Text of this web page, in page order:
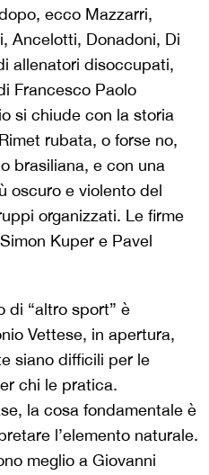
ecco Mazzarri,
Ancelotti, Donadoni, Di
allenatori disoccupati,
Francesco Paolo
si chiude con la storia
rubata, o forse no,
brasiliana, e con una
oscuro e violento del
organizzati. Le firme
Kuper e Pavel
di “altro sport” è
Vettese, in apertura,
siano difficili per le
chi le pratica.
la cosa fondamentale è
l’elemento naturale.
meglio a Giovanni